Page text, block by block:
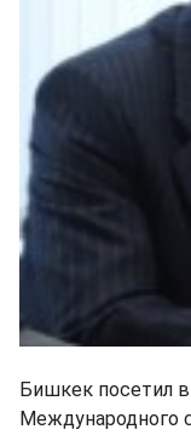
Бишкек посетил
Международного